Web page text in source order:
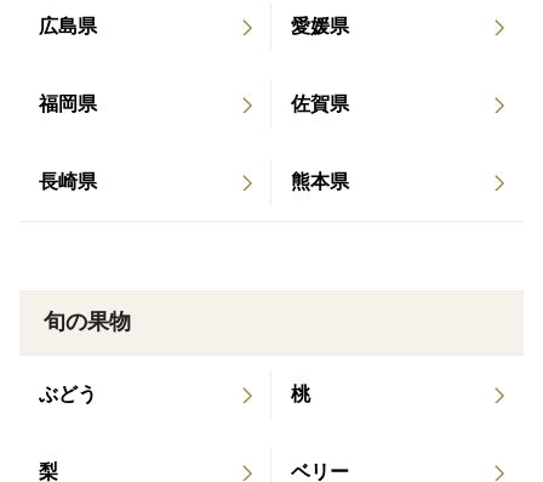
「なかい果樹園」は、愛媛県宇和島市で自然農法を一貫
卓に安全・安心な食べものをとどけたいという理念で、
＜外観＞
れているピカピカのものではありません。
は、ございます。
広島県 愛媛県
福岡県 佐賀県
長崎県 熊本県
旬の果物
ぶどう 桃
梨 ベリー